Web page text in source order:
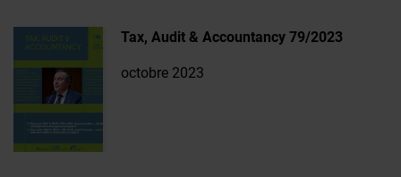
Tax, Audit & Accountancy 79/2023
octobre 2023